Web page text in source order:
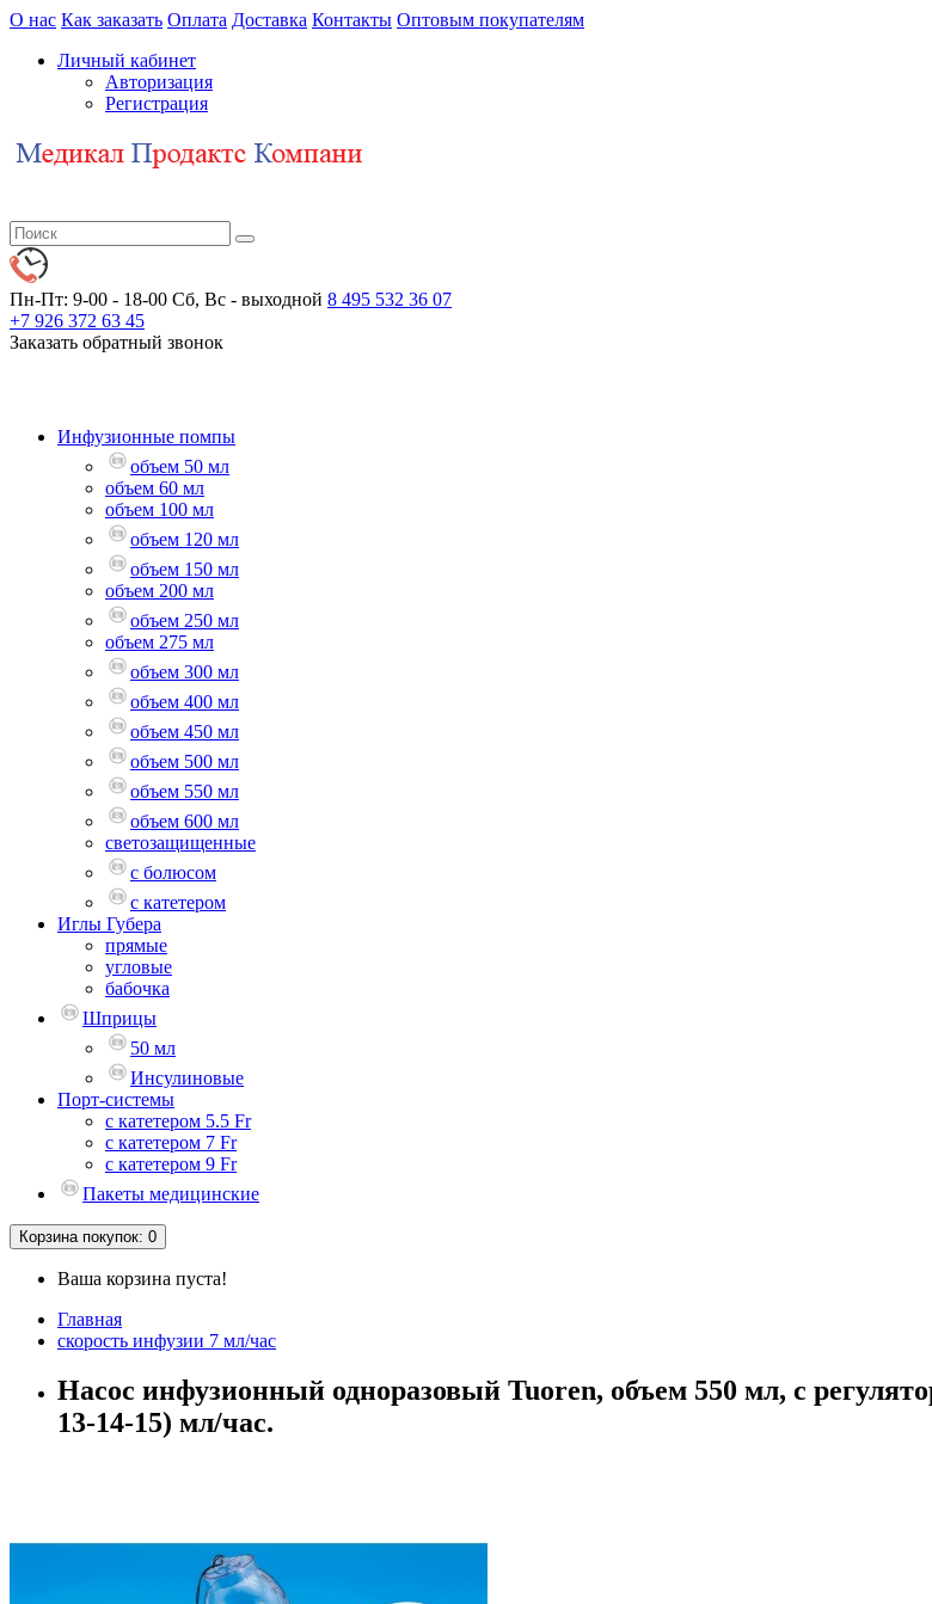
О нас Как заказать Оплата Доставка Контакты Оптовым покупателям
Личный кабинет
Авторизация
Регистрация
Пн-Пт: 9-00 - 18-00 Сб, Вс - выходной 8 495 532 36 07
+7 926 372 63 45
Заказать обратный звонок
Инфузионные помпы
объем 50 мл
объем 60 мл
объем 100 мл
объем 120 мл
объем 150 мл
объем 200 мл
объем 250 мл
объем 275 мл
объем 300 мл
объем 400 мл
объем 450 мл
объем 500 мл
объем 550 мл
объем 600 мл
светозащищенные
с болюсом
с катетером
Иглы Губера
прямые
угловые
бабочка
Шприцы
50 мл
Инсулиновые
Порт-системы
с катетером 5.5 Fr
с катетером 7 Fr
с катетером 9 Fr
Пакеты медицинские
Корзина покупок: 0
Ваша корзина пуста!
Главная
скорость инфузии 7 мл/час
Насос инфузионный одноразовый Tuoren, объем 550 мл, с
13-14-15) мл/час.